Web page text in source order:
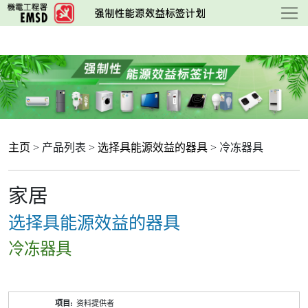
跳
至
要
内
容
主页 > 产品列表 > 选择具能源效益的器具 > 冷冻器具
家居
选择具能源效益的器具
冷冻器具
资料提供者